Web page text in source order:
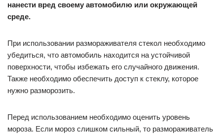
нанести вред своему автомобилю или окружающей
среде.
При использовании размораживателя стекол необходимо
убедиться, что автомобиль находится на устойчивой
поверхности, чтобы избежать его случайного движения.
Также необходимо обеспечить доступ к стеклу, которое
нужно разморозить.
Перед использованием необходимо оценить уровень
мороза. Если мороз слишком сильный, то размораживатель